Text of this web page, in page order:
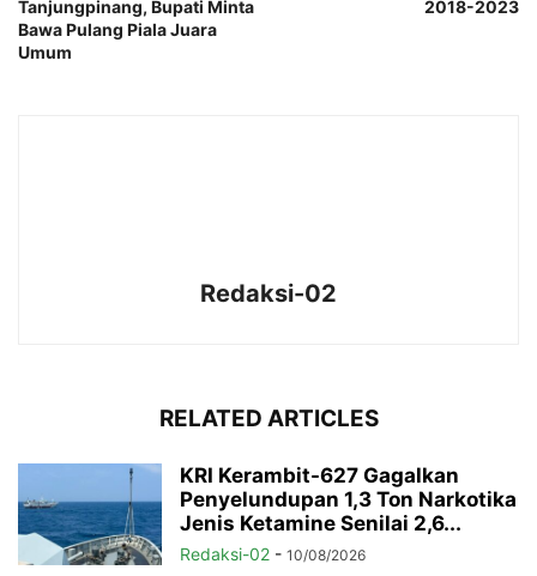
Tanjungpinang, Bupati Minta
Bawa Pulang Piala Juara
Umum
2018-2023
Redaksi-02
RELATED ARTICLES
KRI Kerambit-627 Gagalkan
Penyelundupan 1,3 Ton Narkotika
Jenis Ketamine Senilai 2,6...
Redaksi-02 - 10/08/2026